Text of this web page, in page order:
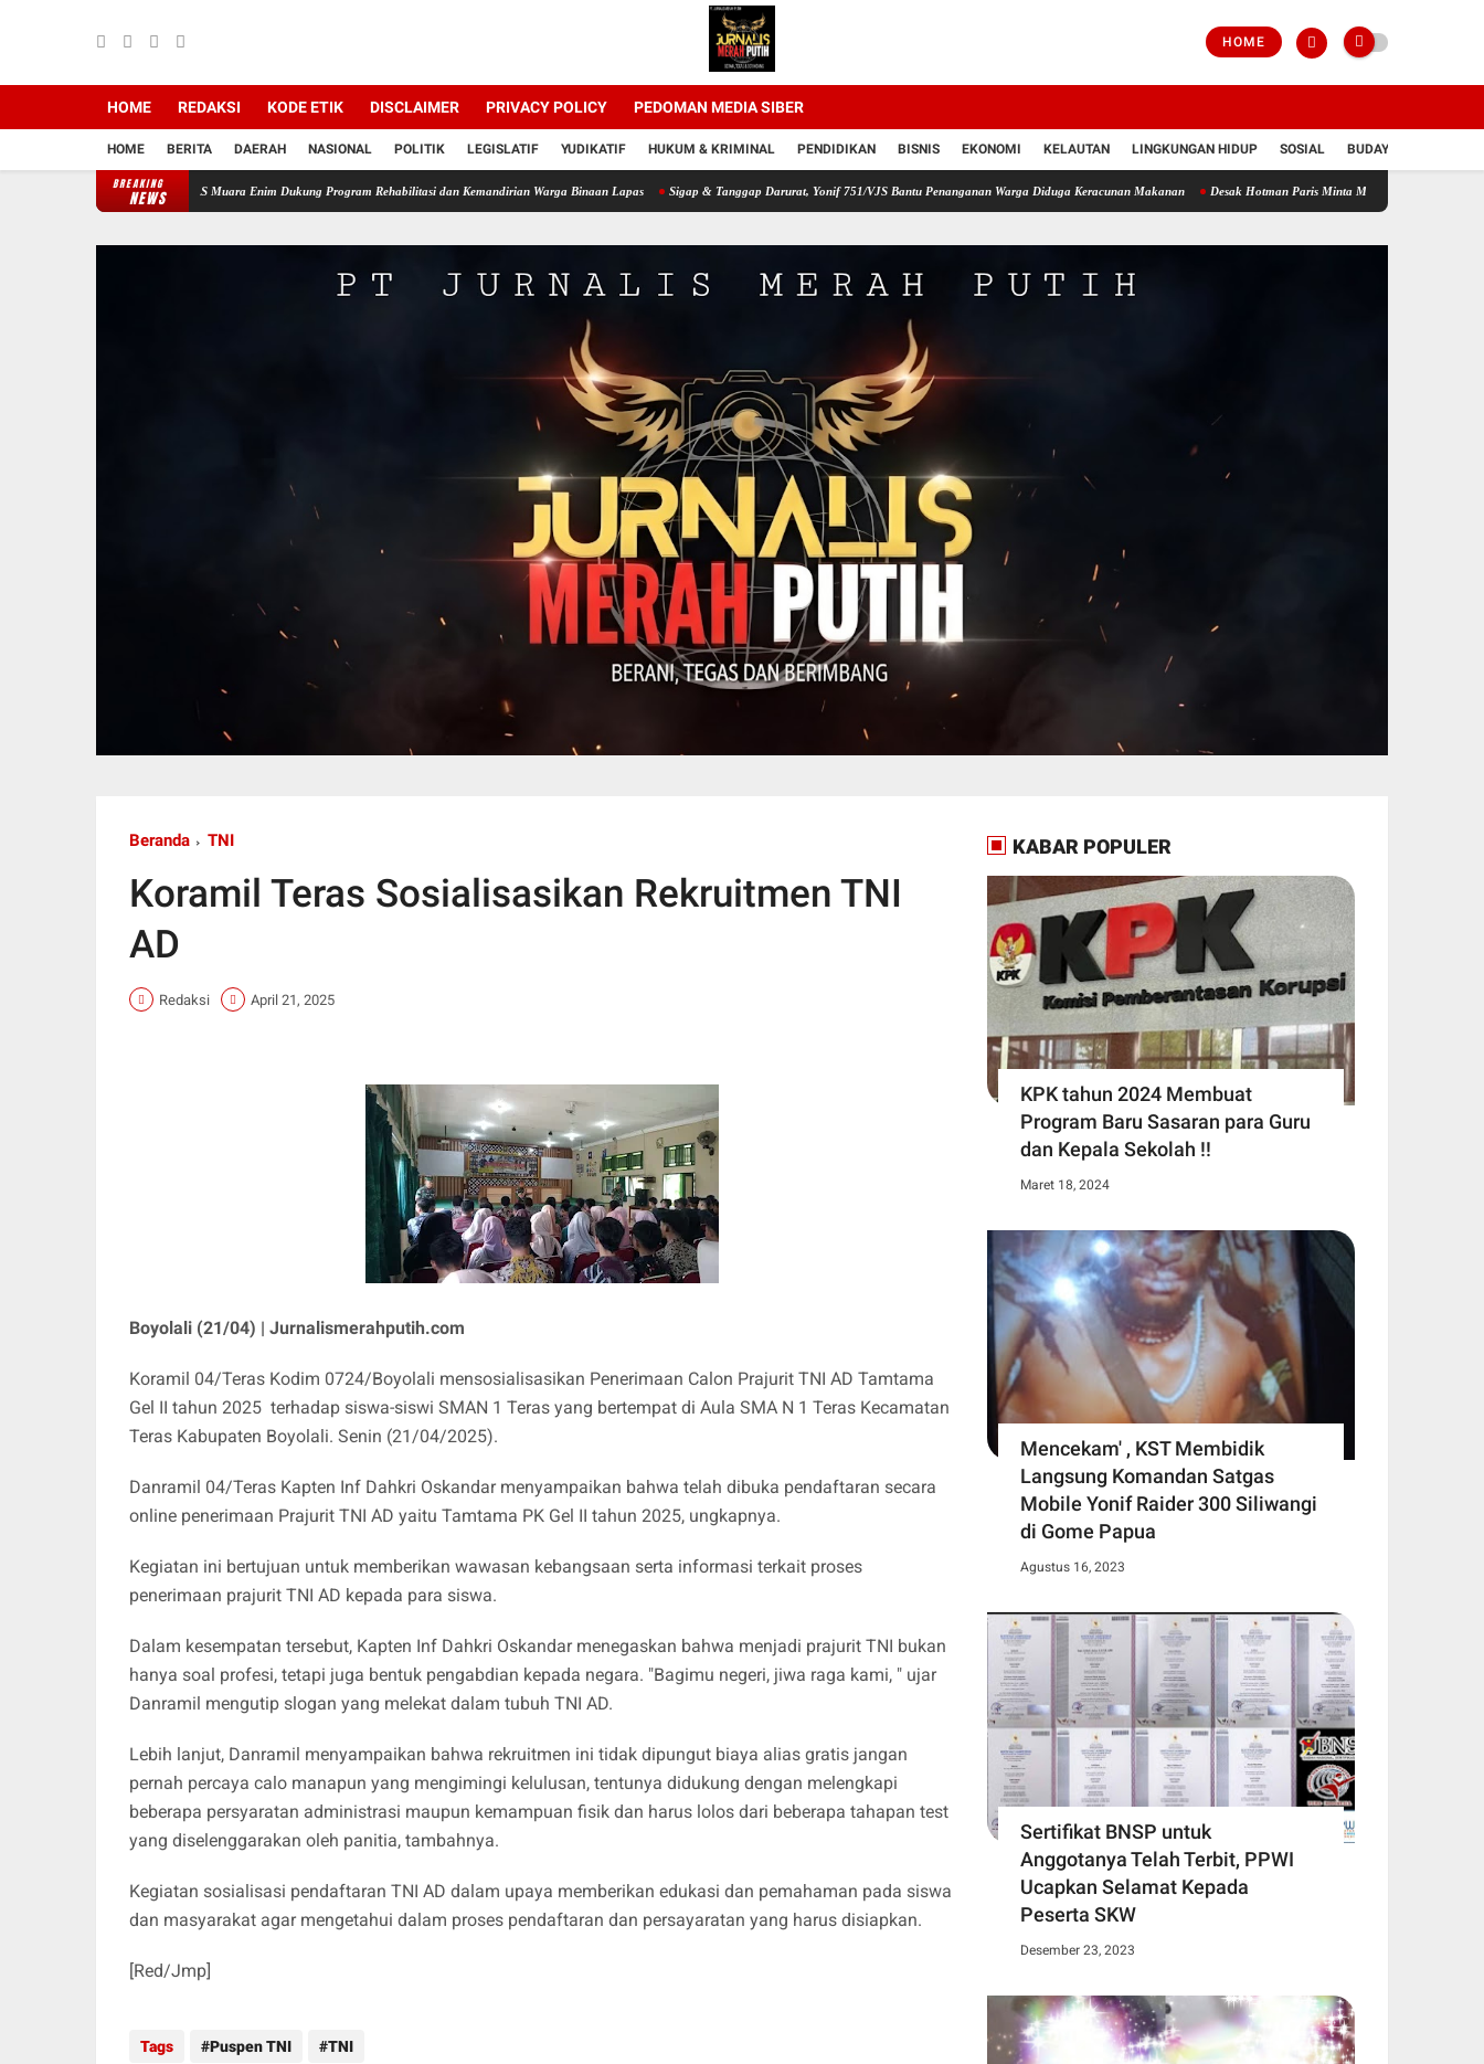
HOME
HOME REDAKSI KODE ETIK DISCLAIMER PRIVACY POLICY PEDOMAN MEDIA SIBER
HOME BERITA DAERAH NASIONAL POLITIK LEGISLATIF YUDIKATIF HUKUM & KRIMINAL PENDIDIKAN BISNIS EKONOMI KELAUTAN LINGKUNGAN HIDUP SOSIAL BUDAYA
BREAKING
NEWS
Umat, BAZNAS Muara Enim Dukung Program Rehabilitasi dan Kemandirian Warga Binaan Lapas Sigap & Tanggap Darurat, Yonif 751/VJS Bantu Penanganan Warga Diduga Keracunan Makanan Desak Hotman Paris Minta Maaf Terbuka, Ketua APJI Dani
Beranda TNI
Koramil Teras Sosialisasikan Rekruitmen TNI
AD
Redaksi April 21, 2025
Boyolali (21/04) | Jurnalismerahputih.com
Koramil 04/Teras Kodim 0724/Boyolali mensosialisasikan Penerimaan Calon Prajurit TNI AD Tamtama
Gel II tahun 2025 terhadap siswa-siswi SMAN 1 Teras yang bertempat di Aula SMA N 1 Teras Kecamatan
Teras Kabupaten Boyolali. Senin (21/04/2025).
Danramil 04/Teras Kapten Inf Dahkri Oskandar menyampaikan bahwa telah dibuka pendaftaran secara
online penerimaan Prajurit TNI AD yaitu Tamtama PK Gel II tahun 2025, ungkapnya.
Kegiatan ini bertujuan untuk memberikan wawasan kebangsaan serta informasi terkait proses
penerimaan prajurit TNI AD kepada para siswa.
Dalam kesempatan tersebut, Kapten Inf Dahkri Oskandar menegaskan bahwa menjadi prajurit TNI bukan
hanya soal profesi, tetapi juga bentuk pengabdian kepada negara. "Bagimu negeri, jiwa raga kami, " ujar
Danramil mengutip slogan yang melekat dalam tubuh TNI AD.
Lebih lanjut, Danramil menyampaikan bahwa rekruitmen ini tidak dipungut biaya alias gratis jangan
pernah percaya calo manapun yang mengimingi kelulusan, tentunya didukung dengan melengkapi
beberapa persyaratan administrasi maupun kemampuan fisik dan harus lolos dari beberapa tahapan test
yang diselenggarakan oleh panitia, tambahnya.
Kegiatan sosialisasi pendaftaran TNI AD dalam upaya memberikan edukasi dan pemahaman pada siswa
dan masyarakat agar mengetahui dalam proses pendaftaran dan persayaratan yang harus disiapkan.
[Red/Jmp]
Tags Puspen TNI TNI
KABAR POPULER
KPK tahun 2024 Membuat
Program Baru Sasaran para Guru
dan Kepala Sekolah !!
Maret 18, 2024
Mencekam' , KST Membidik
Langsung Komandan Satgas
Mobile Yonif Raider 300 Siliwangi
di Gome Papua
Agustus 16, 2023
Sertifikat BNSP untuk
Anggotanya Telah Terbit, PPWI
Ucapkan Selamat Kepada
Peserta SKW
Desember 23, 2023